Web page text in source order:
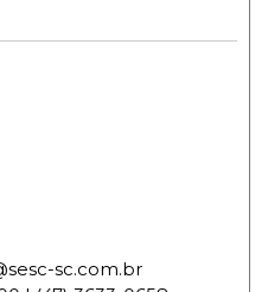
sc.com.br